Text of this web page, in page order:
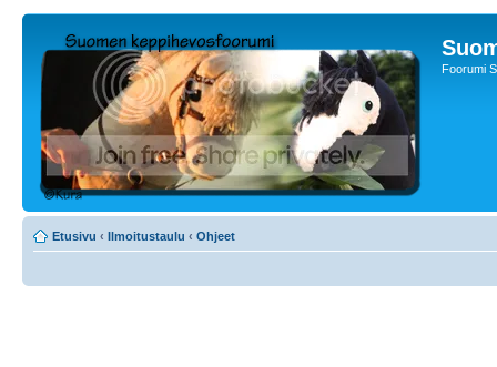
Foorumi
Etusivu ‹ Ilmoitustaulu ‹ Ohjeet